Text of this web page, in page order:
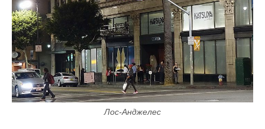
Лос-Анджелес